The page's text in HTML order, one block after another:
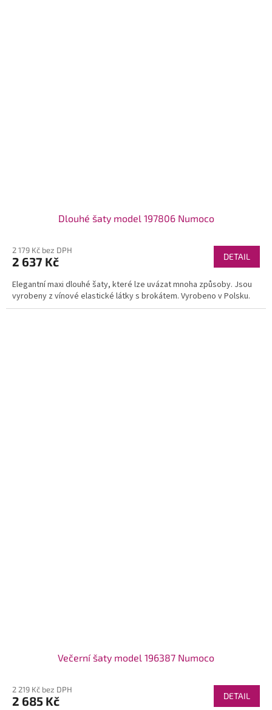
Dlouhé šaty model 197806 Numoco
2 179 Kč bez DPH
2 637 Kč DETAIL
Elegantní maxi dlouhé šaty, které lze uvázat mnoha způsoby. Jsou
vyrobeny z vínové elastické látky s brokátem. Vyrobeno v Polsku.
Večerní šaty model 196387 Numoco
2 219 Kč bez DPH
2 685 Kč DETAIL